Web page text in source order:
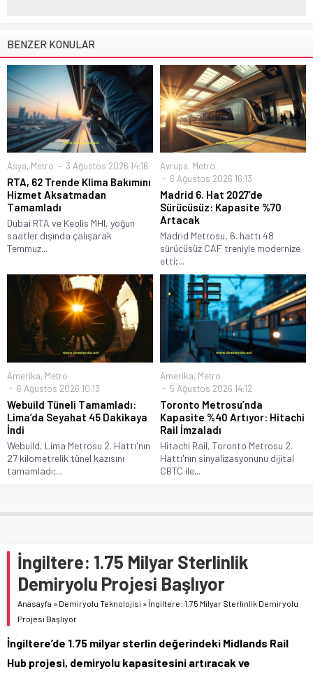
BENZER KONULAR
Asya, Metro 3 Ağustos 2026 14:16
RTA, 62 Trende Klima Bakımını
Hizmet Aksatmadan
Tamamladı
Dubai RTA ve Keolis MHI, yoğun
saatler dışında çalışarak
Temmuz...
Avrupa, Metro
6 Ağustos 2026 16:13
Madrid 6. Hat 2027’de
Sürücüsüz: Kapasite %70
Artacak
Madrid Metrosu, 6. hattı 48
sürücüsüz CAF treniyle modernize
etti;...
Amerika, Metro
6 Ağustos 2026 10:13
Webuild Tüneli Tamamladı:
Lima’da Seyahat 45 Dakikaya
İndi
Webuild, Lima Metrosu 2. Hattı'nın
27 kilometrelik tünel kazısını
tamamladı;...
Amerika, Metro
5 Ağustos 2026 14:12
Toronto Metrosu’nda
Kapasite %40 Artıyor: Hitachi
Rail İmzaladı
Hitachi Rail, Toronto Metrosu 2.
Hattı'nın sinyalizasyonunu dijital
CBTC ile...
İngiltere: 1.75 Milyar Sterlinlik
Demiryolu Projesi Başlıyor
Anasayfa » Demiryolu Teknolojisi » İngiltere: 1.75 Milyar Sterlinlik Demiryolu
Projesi Başlıyor
İngiltere’de 1.75 milyar sterlin değerindeki Midlands Rail
Hub projesi, demiryolu kapasitesini artıracak ve